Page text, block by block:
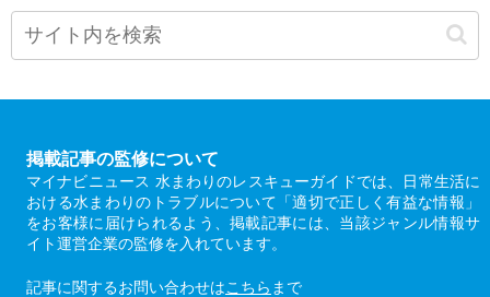
掲載記事の監修について
マイナビニュース 水まわりのレスキューガイドでは、日常生活に
おける水まわりのトラブルについて「適切で正しく有益な情報」
をお客様に届けられるよう、掲載記事には、当該ジャンル情報サ
イト運営企業の監修を入れています。
記事に関するお問い合わせはこちら まで